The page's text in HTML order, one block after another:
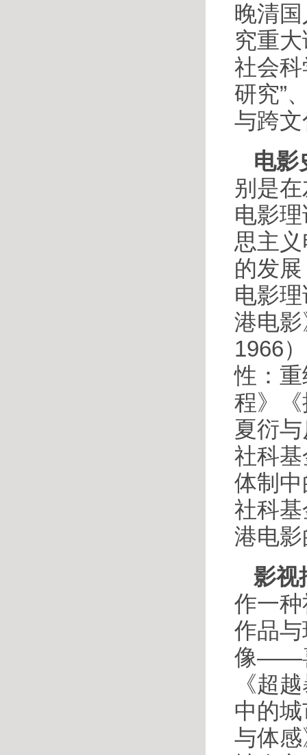
晚清
究重
社会
研究”
与跨
电影
别是
电影
思主
的发
电影
港电
1966
性：
程》
夏衍
社科基
体制中
社科基
港电
影视
作一
作品
像——
《超
中的
与体